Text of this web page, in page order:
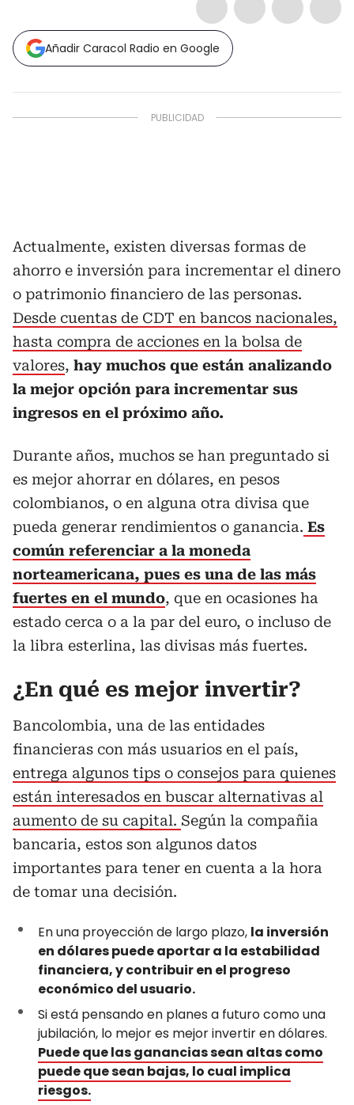
Añadir Caracol Radio en Google
Actualmente, existen diversas formas de
ahorro e inversión para incrementar el dinero
o patrimonio financiero de las personas.
Desde cuentas de CDT en bancos nacionales,
hasta compra de acciones en la bolsa de
valores, hay muchos que están analizando
la mejor opción para incrementar sus
ingresos en el próximo año.
Durante años, muchos se han preguntado si
es mejor ahorrar en dólares, en pesos
colombianos, o en alguna otra divisa que
pueda generar rendimientos o ganancia. Es
común referenciar a la moneda
norteamericana, pues es una de las más
fuertes en el mundo, que en ocasiones ha
estado cerca o a la par del euro, o incluso de
la libra esterlina, las divisas más fuertes.
¿En qué es mejor invertir?
Bancolombia, una de las entidades
financieras con más usuarios en el país,
entrega algunos tips o consejos para quienes
están interesados en buscar alternativas al
aumento de su capital. Según la compañia
bancaria, estos son algunos datos
importantes para tener en cuenta a la hora
de tomar una decisión.
En una proyección de largo plazo, la inversión
en dólares puede aportar a la estabilidad
financiera, y contribuir en el progreso
económico del usuario.
Si está pensando en planes a futuro como una
jubilación, lo mejor es mejor invertir en dólares.
Puede que las ganancias sean altas como
puede que sean bajas, lo cual implica
riesgos.